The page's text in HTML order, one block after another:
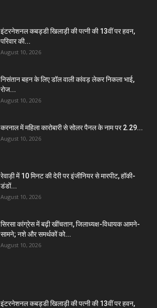
इंटरनेशनल कबड्डी खिलाड़ी की पत्नी की 13वीं पर हवन,
परिवार की...
August 10, 2026
निसंतान बहन के लिए डॉल वाली कांवड़ लेकर निकला भाई,
रोज...
August 10, 2026
करनाल में महिला कारोबारी से सोलर पैनल के नाम पर 2.29...
August 10, 2026
रेवाड़ी में 10 मिनट की देरी पर इंजीनियर से मारपीट, हॉकी-
डंडों...
August 10, 2026
सिरसा कांग्रेस में बढ़ी खींचतान, जिलाध्यक्ष-विधायक आमने-
सामने; नशे और समर्थकों को...
August 10, 2026
इंटरनेशनल कबड्डी खिलाड़ी की पत्नी की 13वीं पर हवन,